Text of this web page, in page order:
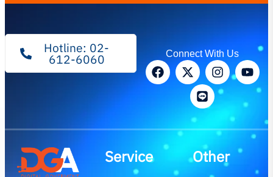
Hotline: 02-
612-6060 Connect With Us
Service Other